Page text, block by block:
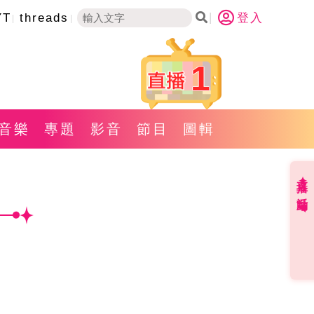
threads 登入
1
樂 專題 影音 節目 圖輯
直播✦活動